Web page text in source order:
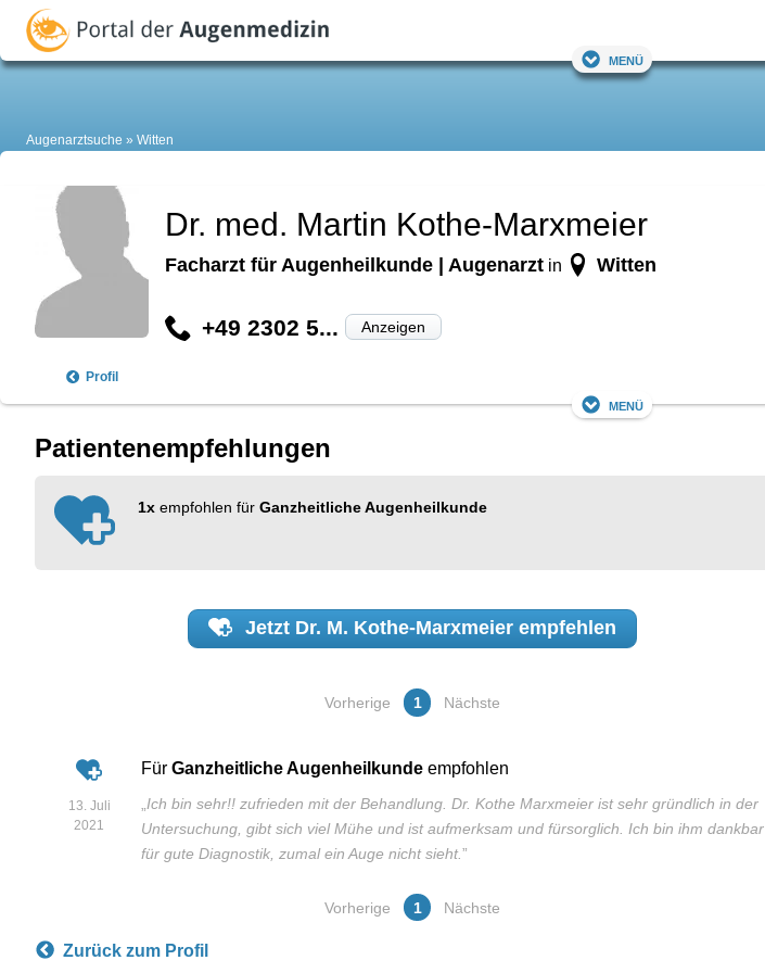
Menü
Augenarztsuche Witten
Profil
Dr. med. Martin Kothe-Marxmeier
Facharzt für Augenheilkunde | Augenarzt in Witten
+49 2302 5... Anzeigen
Menü
Patientenempfehlungen
1x empfohlen für Ganzheitliche Augenheilkunde
Jetzt Dr. M. Kothe-Marxmeierempfehlen
Vorherige 1 Nächste
13. Juli
2021
Für Ganzheitliche Augenheilkunde empfohlen
Ich bin sehr!! zufrieden mit der Behandlung. Dr. Kothe Marxmeier ist sehr gründlich in der
Untersuchung, gibt sich viel Mühe und ist aufmerksam und fürsorglich. Ich bin ihm dankbar
für gute Diagnostik, zumal ein Auge nicht sieht.”
Vorherige 1 Nächste
Zurück zum Profil